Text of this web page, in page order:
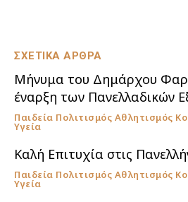
ΣΧΕΤΙΚΑ ΑΡΘΡΑ
Μήνυμα του Δημάρχου
έναρξη των Πανελλαδικών
Παιδεία Πολιτισμός Αθλητισμός
Υγεία
Καλή Επιτυχία στις
Παιδεία Πολιτισμός Αθλητισμός
Υγεία